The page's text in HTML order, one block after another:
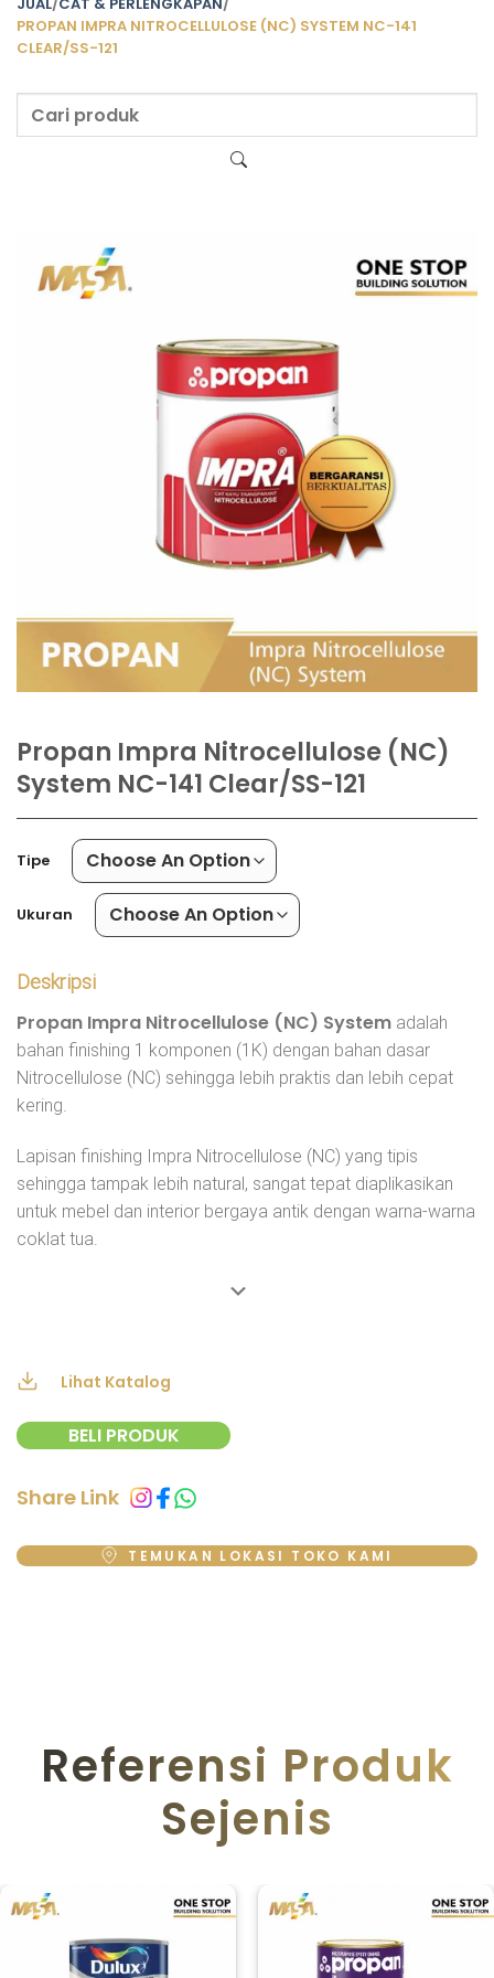
PROPAN IMPRA NITROCELLULOSE (NC) SYSTEM NC-141
CLEAR/SS-121
Propan Impra Nitrocellulose (NC)
System NC-141 Clear/SS-121
Tipe
Ukuran
Deskripsi
Propan Impra Nitrocellulose (NC) System adalah
bahan finishing 1 komponen (1K) dengan bahan dasar
Nitrocellulose (NC) sehingga lebih praktis dan lebih cepat
kering.
Lapisan finishing Impra Nitrocellulose (NC) yang tipis
sehingga tampak lebih natural, sangat tepat diaplikasikan
untuk mebel dan interior bergaya antik dengan warna-warna
coklat tua.
Lihat Katalog
BELI PRODUK
Share Link
TEMUKAN LOKASI TOKO KAMI
Referensi Produk
Sejenis